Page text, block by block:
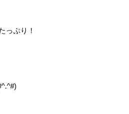
っぷり！